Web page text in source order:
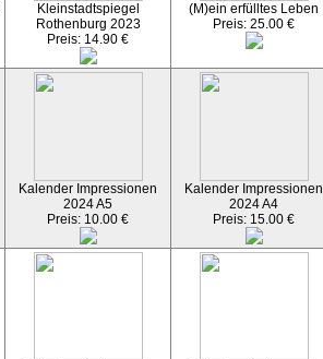
Kleinstadtspiegel
Rothenburg 2023
Preis: 14.90 €
(M)ein erfülltes Leben
Preis: 25.00 €
Kalender Impressionen
2024 A5
Preis: 10.00 €
Kalender Impressionen
2024 A4
Preis: 15.00 €